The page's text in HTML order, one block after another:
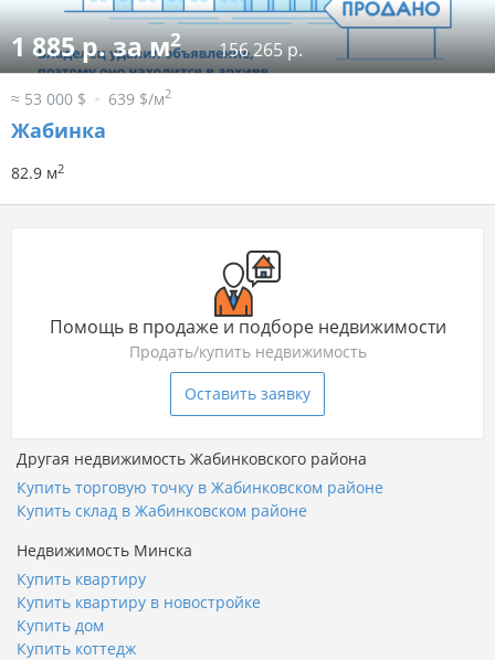
1 885 р. за м2 156 265 р.
≈ 53 000 $ 639 $/м2
Жабинка
82.9 м2
Помощь в продаже и подборе недвижимости
Продать/купить недвижимость
Оставить заявку
Другая недвижимость Жабинковского района
Купить торговую точку в Жабинковском районе
Купить склад в Жабинковском районе
Недвижимость Минска
Купить квартиру
Купить квартиру в новостройке
Купить дом
Купить коттедж